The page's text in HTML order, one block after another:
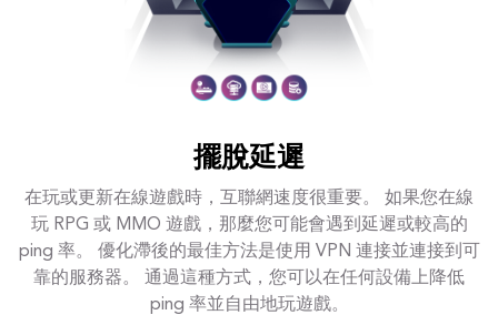
擺脫延遲
在玩或更新在線遊戲時，互聯網速度很重要。 如果您在線
玩 RPG 或 MMO 遊戲，那麼您可能會遇到延遲或較高的
ping 率。 優化滯後的最佳方法是使用 VPN 連接並連接到可
靠的服務器。 通過這種方式，您可以在任何設備上降低
ping 率並自由地玩遊戲。